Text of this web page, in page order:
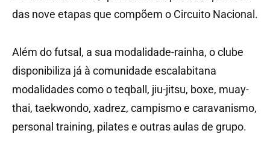
das nove etapas que compõem o Circuito Nacional.
Além do futsal, a sua modalidade-rainha, o clube
disponibiliza já à comunidade escalabitana
modalidades como o teqball, jiu-jitsu, boxe, muay-
thai, taekwondo, xadrez, campismo e caravanismo,
personal training, pilates e outras aulas de grupo.